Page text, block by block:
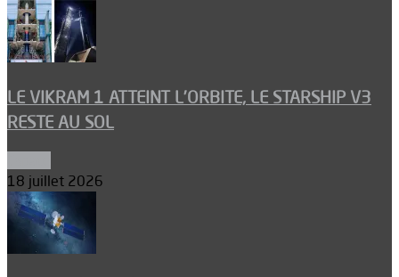
LE VIKRAM 1 ATTEINT L’ORBITE, LE STARSHIP V3
RESTE AU SOL
18 juillet 2026